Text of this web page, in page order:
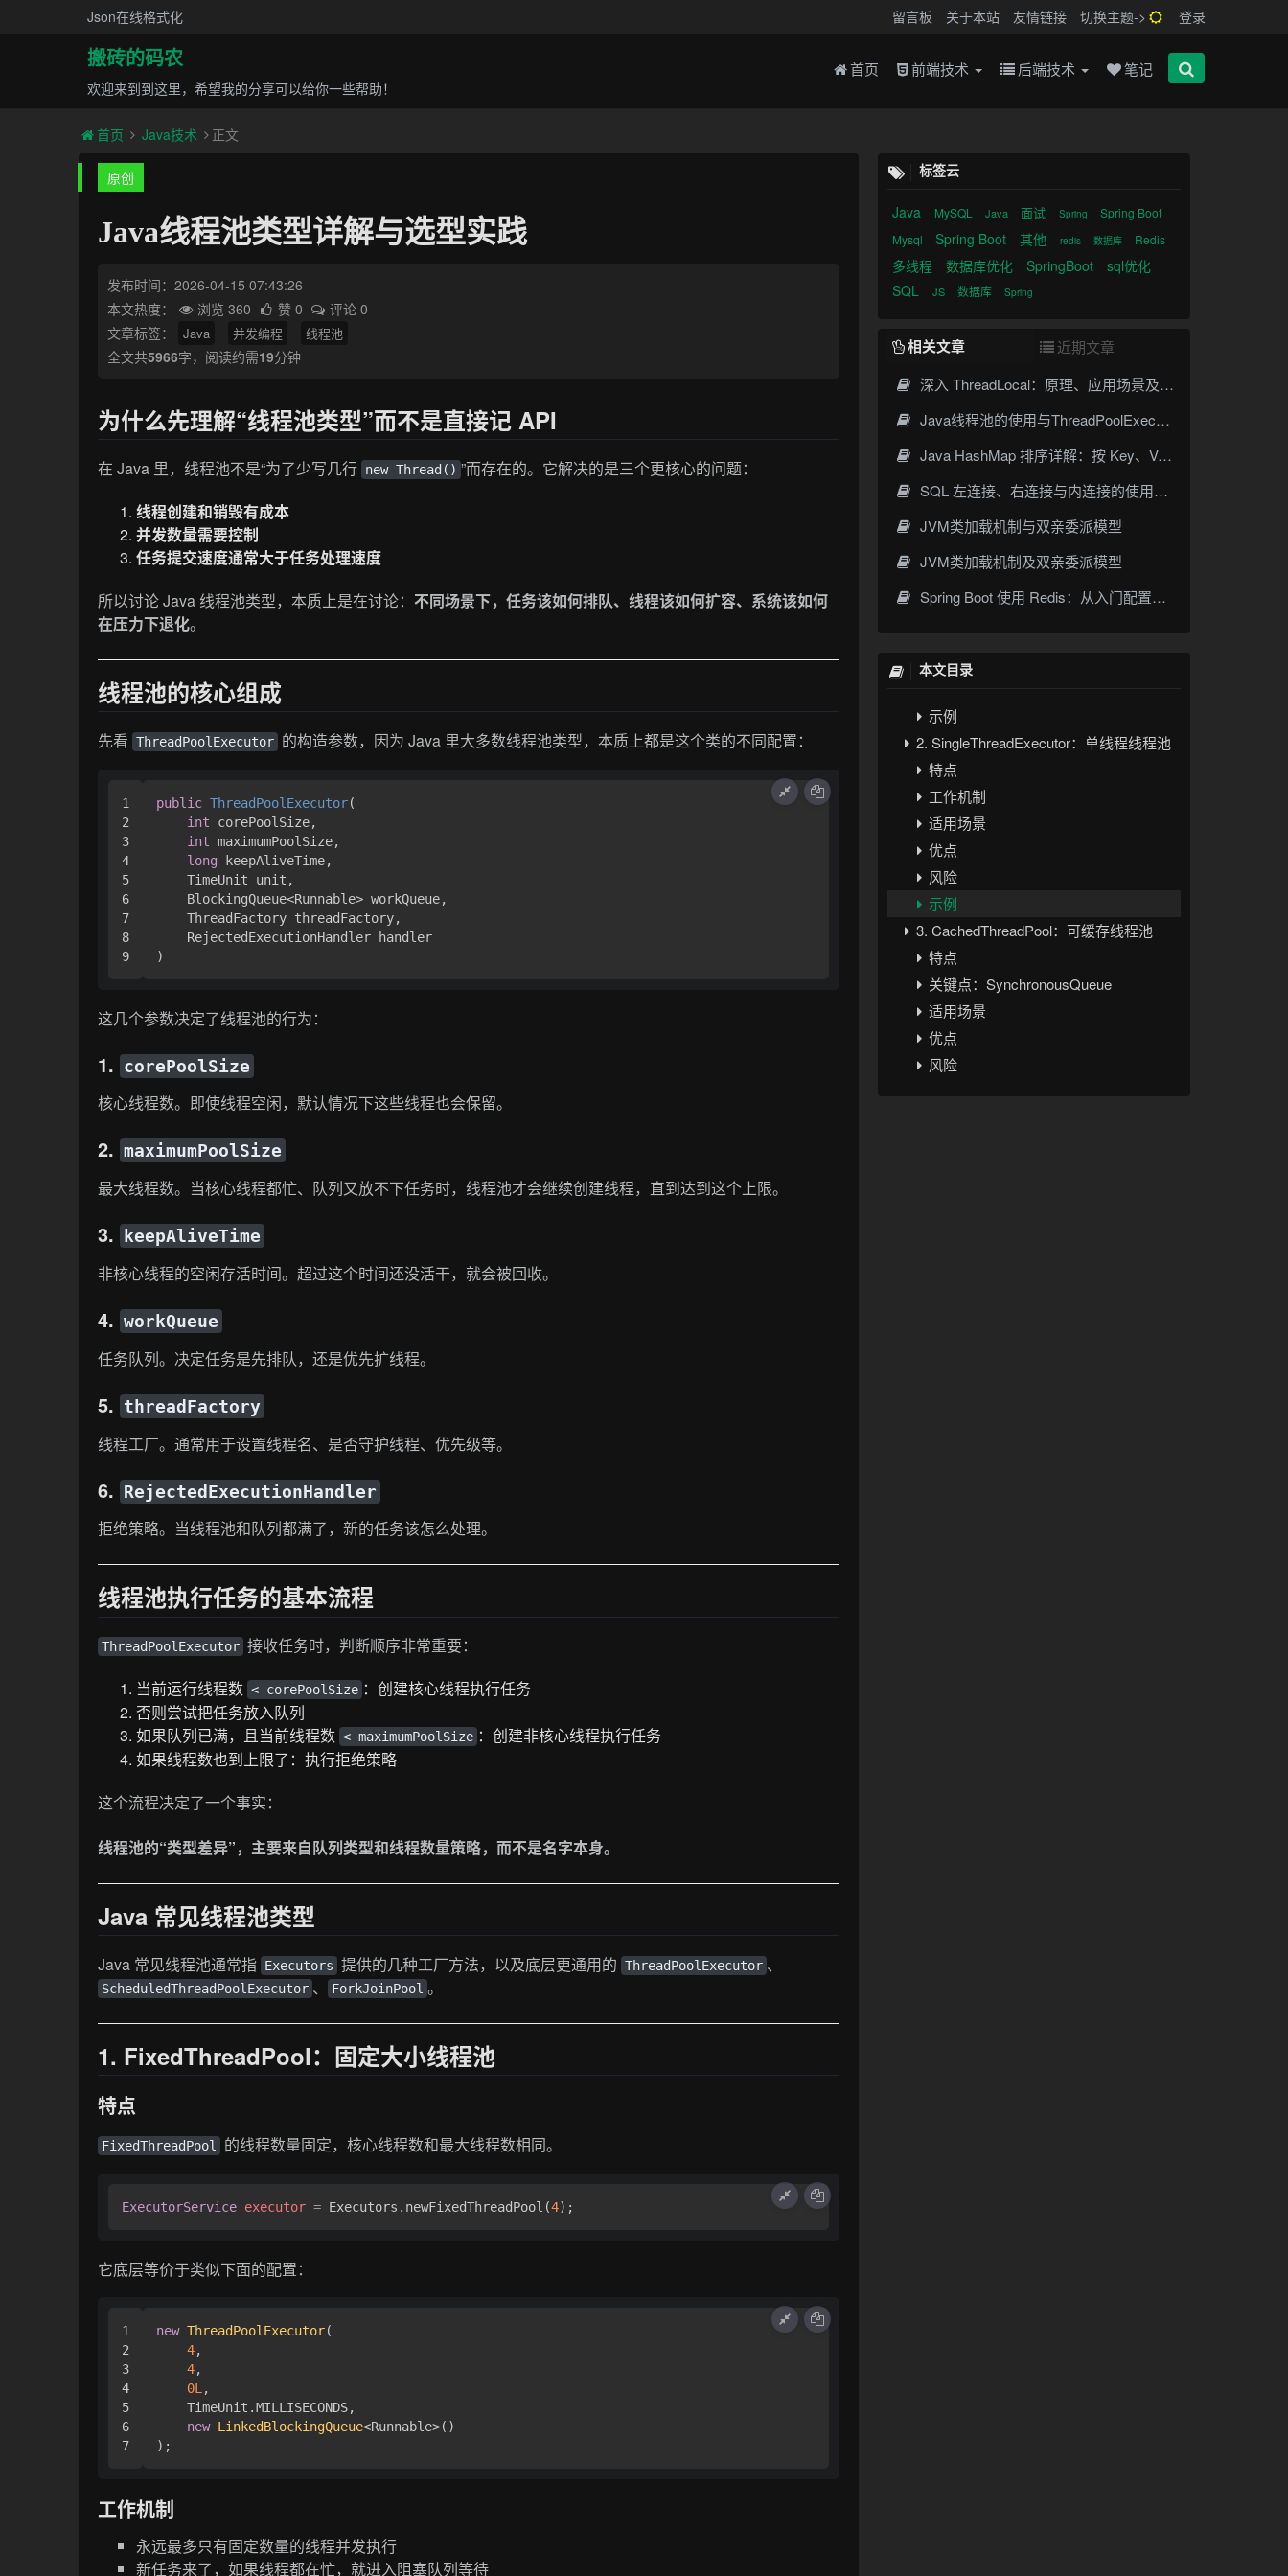
Json在线格式化 留言板 关于本站 友情链接 切换主题-> 登录
搬砖的码农
欢迎来到到这里，希望我的分享可以给你一些帮助！
首页 前端技术 后端技术 笔记
首页 Java技术 正文
原创
Java线程池类型详解与选型实践
发布时间：2026-04-15 07:43:26
本文热度：
浏览 360 赞 0
评论 0
文章标签：
Java 并发编程 线程池
全文共5966字，阅读约需19分钟
为什么先理解“线程池类型”而不是直接记 API
在 Java 里，线程池不是“为了少写几行 new Thread() ”而存在的。它解决的是三个更核心的问题：
线程创建和销毁有成本
并发数量需要控制
任务提交速度通常大于任务处理速度
所以讨论 Java 线程池类型，本质上是在讨论： 不同场景下，任务该如何排队、线程该如何扩容、系统该如何
在压力下退化。
线程池的核心组成
先看 ThreadPoolExecutor 的构造参数，因为 Java 里大多数线程池类型，本质上都是这个类的不同配置：
1
2
3
4
5
6
7
8
public ThreadPoolExecutor(
int corePoolSize,
int maximumPoolSize,
long keepAliveTime,
    TimeUnit unit,
    BlockingQueue<Runnable> workQueue,
    ThreadFactory threadFactory,
    RejectedExecutionHandler handler
)
这几个参数决定了线程池的行为：
1. corePoolSize
核心线程数。即使线程空闲，默认情况下这些线程也会保留。
2.maximumPoolSize
最大线程数。当核心线程都忙、队列又放不下任务时，线程池才会继续创建线程，直到达到这个上限。
3. keepAliveTime
非核心线程的空闲存活时间。超过这个时间还没活干，就会被回收。
4.workQueue
任务队列。决定任务是先排队，还是优先扩线程。
5. threadFactory
线程工厂。通常用于设置线程名、是否守护线程、优先级等。
6. RejectedExecutionHandler
拒绝策略。当线程池和队列都满了，新的任务该怎么处理。
线程池执行任务的基本流程
ThreadPoolExecutor 接收任务时，判断顺序非常重要：
当前运行线程数 < corePoolSize ：创建核心线程执行任务
否则尝试把任务放入队列
如果队列已满，且当前线程数 < maximumPoolSize ：创建非核心线程执行任务
如果线程数也到上限了：执行拒绝策略
这个流程决定了一个事实：
线程池的“类型差异”，主要来自队列类型和线程数量策略，而不是名字本身。
Java 常见线程池类型
Java 常见线程池通常指 Executors 提供的几种工厂方法，以及底层更通用的 ThreadPoolExecutor 、
ScheduledThreadPoolExecutor 、 ForkJoinPool 。
1. FixedThreadPool：固定大小线程池
特点
FixedThreadPool 的线程数量固定，核心线程数和最大线程数相同。
ExecutorService executor = Executors.newFixedThreadPool(4
它底层等价于类似下面的配置：
1
2
3
4
5
6
new ThreadPoolExecutor(
4,
4,
0L,
    TimeUnit.MILLISECONDS,
new LinkedBlockingQueue<Runnable>()
工作机制
永远最多只有固定数量的线程并发执行
新任务来了，如果线程都在忙，就进入阻塞队列等待
标签云
Java MySQL Java 面试 Spring
Spring Boot
Mysql
Spring Boot 其他 redis 数据库 Redis
多线程 数据库优化 SpringBoot
sql优化
SQL
JS 数据库 Spring
相关文章
近期文章
深入 ThreadLocal：原理、应用场景及面试考点全指南
Java线程池的使用与ThreadPoolExecutor详解
Java HashMap 排序详解：按 Key、Value 排序的几种常见写法
SQL 左连接、右连接与内连接的使用与区别
JVM类加载机制与双亲委派模型
JVM类加载机制及双亲委派模型
Spring Boot 使用 Redis：从入门配置到缓存实战
本文目录
为什么先理解“线程池类型”而不是直接记 API
1. corePoolSize
3. keepAliveTime
4. workQueue
5. threadFactory
线程池执行任务的基本流程
Java 常见线程池类型
1. FixedThreadPool：固定大小线程池
工作机制
优点
示例
2. SingleThreadExecutor：单线程线程池
特点
工作机制
适用场景
优点
风险
示例
3. CachedThreadPool：可缓存线程池
特点
关键点：SynchronousQueue
适用场景
优点
风险